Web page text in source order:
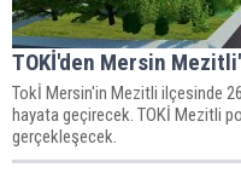
TOKİ'den Mersin
Tokİ Mersin'in Mezitli ilçesinde
hayata geçirecek. TOKİ Mezitli
gerçekleşecek.